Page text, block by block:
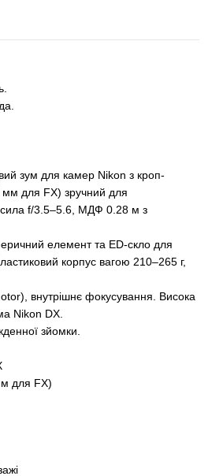
зум для камер Nikon з кроп-
для FX) зручний для
f/3.5–5.6, МДФ 0.28 м з
елемент та ED-скло для
корпус вагою 210–265 г,
внутрішнє фокусування. Висока
Nikon DX.
зйомки.
для FX)